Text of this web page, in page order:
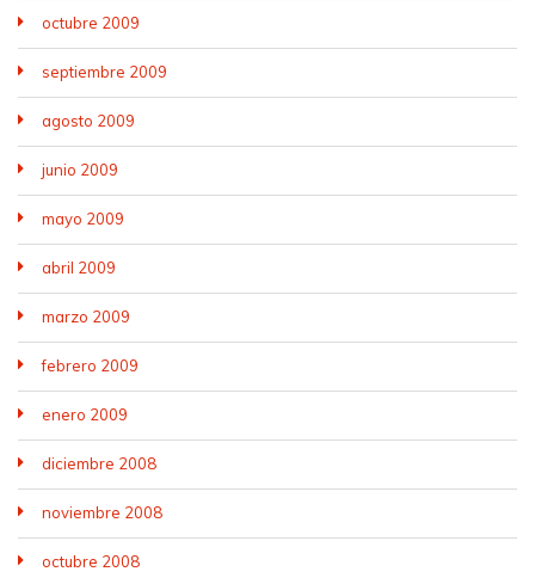
octubre 2009
septiembre 2009
agosto 2009
junio 2009
mayo 2009
abril 2009
marzo 2009
febrero 2009
enero 2009
diciembre 2008
noviembre 2008
octubre 2008